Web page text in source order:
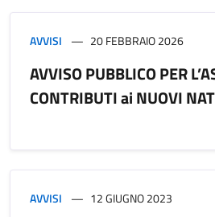
AVVISI 20 FEBBRAIO 2026
AVVISO PUBBLICO PER
CONTRIBUTI ai NUOVI
AVVISI 12 GIUGNO 2023